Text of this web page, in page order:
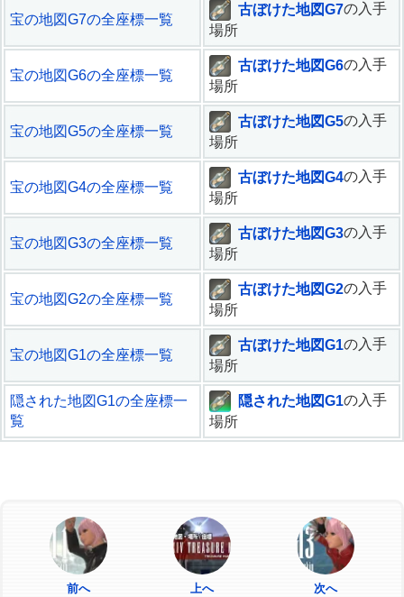
宝の地図G7の全座標一覧
古ぼけた地図G7の入手
場所
宝の地図G6の全座標一覧
古ぼけた地図G6の入手
場所
宝の地図G5の全座標一覧
古ぼけた地図G5の入手
場所
宝の地図G4の全座標一覧
古ぼけた地図G4の入手
場所
宝の地図G3の全座標一覧
古ぼけた地図G3の入手
場所
宝の地図G2の全座標一覧
古ぼけた地図G2の入手
場所
宝の地図G1の全座標一覧
古ぼけた地図G1の入手
場所
隠された地図G1の全座標一
覧
隠された地図G1の入手
場所
前へ 上へ 次へ